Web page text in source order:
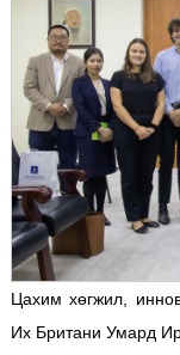
Цахим хөгжил,
Их Британи Умард